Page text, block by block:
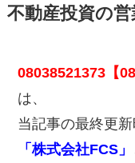
不動産投資の
08038521373【
は、
当記事の最終更
「株式会社FCS」